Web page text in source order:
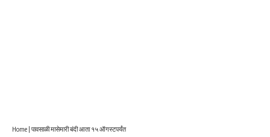
Home | पावसाळी मासेमारी बंदी आता १५ ऑगस्टपर्यंत